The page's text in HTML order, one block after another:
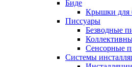
Биде
Крышки для
Писсуары
Безводные
Сенсорные
Системы